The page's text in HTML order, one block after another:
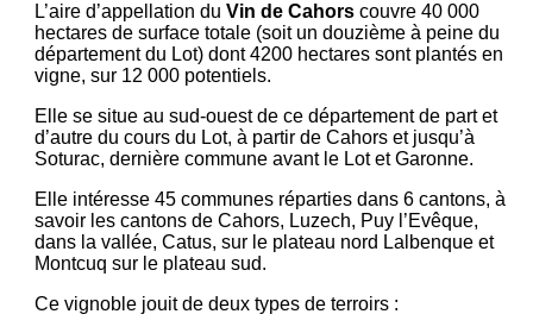
L’aire d’appellation du Vin de Cahors couvre 40 000
hectares de surface totale (soit un douzième à peine du
département du Lot) dont 4200 hectares sont plantés en
vigne, sur 12 000 potentiels.
Elle se situe au sud-ouest de ce département de part et
d’autre du cours du Lot, à partir de Cahors et jusqu’à
Soturac, dernière commune avant le Lot et Garonne.
Elle intéresse 45 communes réparties dans 6 cantons, à
savoir les cantons de Cahors, Luzech, Puy l’Evêque,
dans la vallée, Catus, sur le plateau nord Lalbenque et
Montcuq sur le plateau sud.
Ce vignoble jouit de deux types de terroirs :